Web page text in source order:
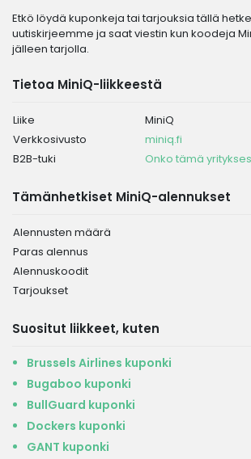
Etkö löydä kuponkeja tai tarjouksia tällä
uutiskirjeemme ja saat viestin kun koodeja
jälleen tarjolla.
Tietoa MiniQ-liikkeestä
Liike
MiniQ
Verkkosivusto
miniq.fi
B2B-tuki
Onko tämä
Tämänhetkiset MiniQ-alennukset
Alennusten määrä
Paras alennus
Alennuskoodit
Tarjoukset
Suositut liikkeet, kuten
Brussels Airlines kuponki
Bugaboo kuponki
BullGuard kuponki
Dockers kuponki
GANT kuponki